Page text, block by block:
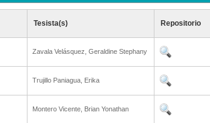
Tesista(s) Repositorio
Zavala Velásquez, Geraldine Stephany
Trujillo Paniagua, Erika
Montero Vicente, Brian Yonathan